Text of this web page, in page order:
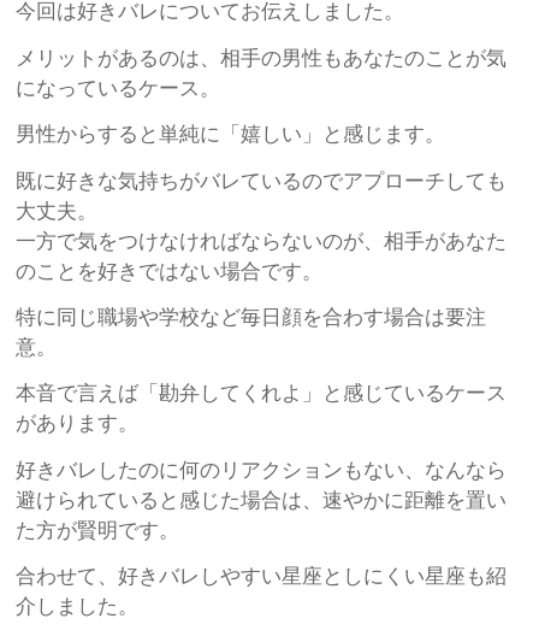
今回は好きバレについてお伝えしました。
メリットがあるのは、相手の男性もあなたのことが気
になっているケース。
男性からすると単純に「嬉しい」と感じます。
既に好きな気持ちがバレているのでアプローチしても
大丈夫。
一方で気をつけなければならないのが、相手があなた
のことを好きではない場合です。
特に同じ職場や学校など毎日顔を合わす場合は要注
意。
本音で言えば「勘弁してくれよ」と感じているケース
があります。
好きバレしたのに何のリアクションもない、なんなら
避けられていると感じた場合は、速やかに距離を置い
た方が賢明です。
合わせて、好きバレしやすい星座としにくい星座も紹
介しました。